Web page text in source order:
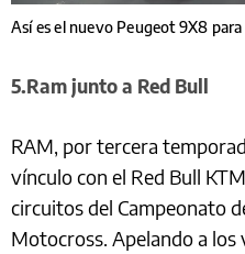
Así es el nuevo Peugeot 9X8
5.Ram junto a Red Bull
RAM, por tercera
vínculo con el Red Bull
circuitos del Campeonato
Motocross. Apelando a